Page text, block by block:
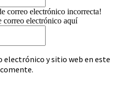
correo electrónico incorrecta!
correo electrónico aquí
electrónico y sitio web en este